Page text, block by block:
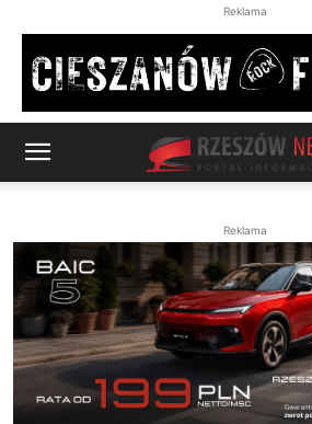
Reklama
Reklama